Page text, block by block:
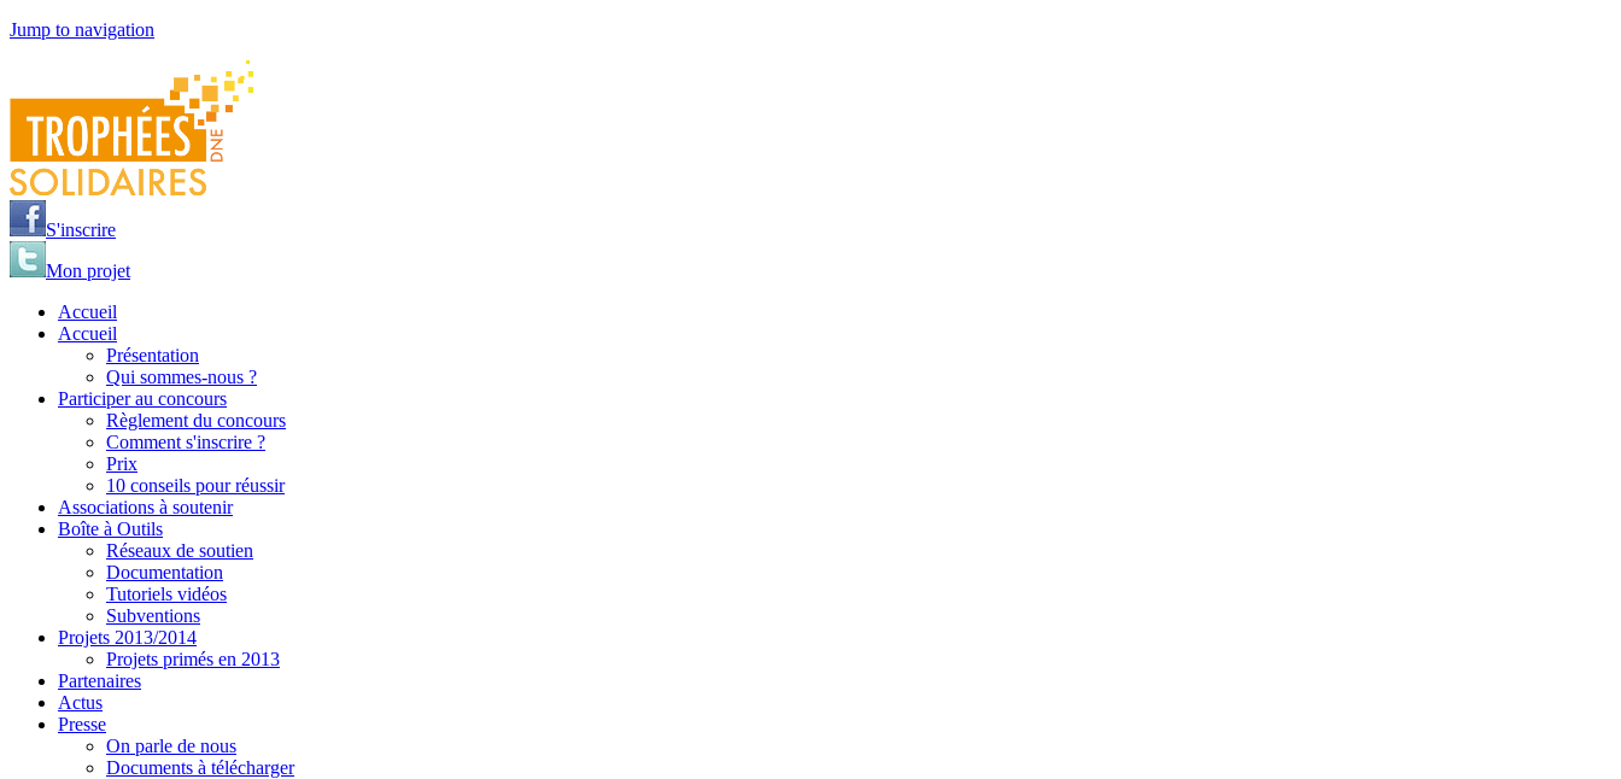
Jump to navigation
S'inscrire
Mon projet
Accueil
Accueil
Présentation
Qui sommes-nous ?
Participer au concours
Règlement du concours
Comment s'inscrire ?
Prix
10 conseils pour réussir
Associations à soutenir
Boîte à Outils
Réseaux de soutien
Documentation
Tutoriels vidéos
Subventions
Projets 2013/2014
Projets primés en 2013
Partenaires
Actus
Presse
On parle de nous
Documents à télécharger